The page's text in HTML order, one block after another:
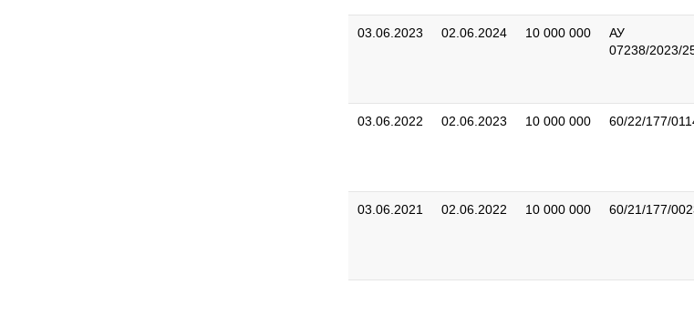
03.06.2023 02.06.2024 10 000 000
АУ
07238/2023/
03.06.2022 02.06.2023 10 000 000 60/22/177/
03.06.2021 02.06.2022 10 000 000 60/21/177/